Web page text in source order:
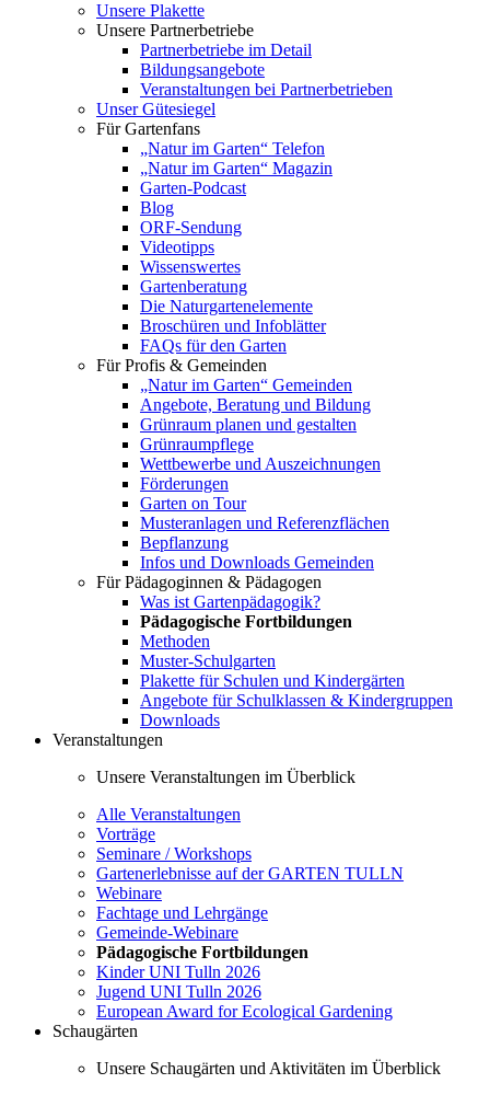
Unsere Plakette
Unsere Partnerbetriebe
Partnerbetriebe im Detail
Bildungsangebote
Veranstaltungen bei Partnerbetrieben
Unser Gütesiegel
Für Gartenfans
„Natur im Garten“ Telefon
„Natur im Garten“ Magazin
Garten-Podcast
Blog
ORF-Sendung
Videotipps
Wissenswertes
Gartenberatung
Die Naturgartenelemente
Broschüren und Infoblätter
FAQs für den Garten
Für Profis & Gemeinden
„Natur im Garten“ Gemeinden
Angebote, Beratung und Bildung
Grünraum planen und gestalten
Grünraumpflege
Wettbewerbe und Auszeichnungen
Förderungen
Garten on Tour
Musteranlagen und Referenzflächen
Bepflanzung
Infos und Downloads Gemeinden
Für Pädagoginnen & Pädagogen
Was ist Gartenpädagogik?
Pädagogische Fortbildungen
Methoden
Muster-Schulgarten
Plakette für Schulen und Kindergärten
Angebote für Schulklassen & Kindergruppen
Downloads
Veranstaltungen
Unsere Veranstaltungen im Überblick
Alle Veranstaltungen
Vorträge
Seminare / Workshops
Gartenerlebnisse auf der GARTEN TULLN
Webinare
Fachtage und Lehrgänge
Gemeinde-Webinare
Pädagogische Fortbildungen
Kinder UNI Tulln 2026
Jugend UNI Tulln 2026
European Award for Ecological Gardening
Schaugärten
Unsere Schaugärten und Aktivitäten im Überblick